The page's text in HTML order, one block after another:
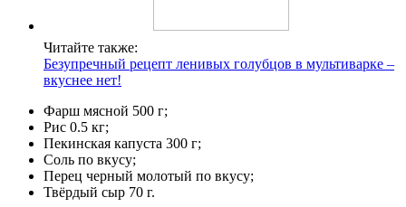
Читайте также:
Безупречный рецепт ленивых голубцов в мультиварке –
вкуснее нет!
Фарш мясной 500 г;
Рис 0.5 кг;
Пекинская капуста 300 г;
Соль по вкусу;
Перец черный молотый по вкусу;
Твёрдый сыр 70 г.